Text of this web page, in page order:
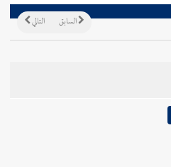
التالي السابق